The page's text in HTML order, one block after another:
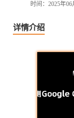
时间：2025年06
详情介绍